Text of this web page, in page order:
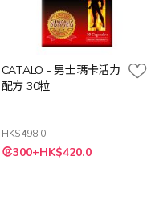
CATALO - 男士瑪卡活力
配方 30粒
HK$498.0
特
殊 300+HK$420.0